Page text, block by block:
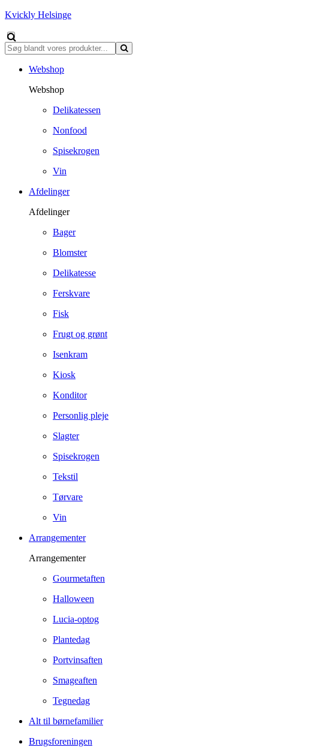
Kvickly Helsinge
Webshop
Webshop
Delikatessen
Nonfood
Spisekrogen
Vin
Afdelinger
Afdelinger
Bager
Blomster
Delikatesse
Ferskvare
Fisk
Frugt og grønt
Isenkram
Kiosk
Konditor
Personlig pleje
Slagter
Spisekrogen
Tekstil
Tørvare
Vin
Arrangementer
Arrangementer
Gourmetaften
Halloween
Lucia-optog
Plantedag
Portvinsaften
Smageaften
Tegnedag
Alt til børnefamilier
Brugsforeningen